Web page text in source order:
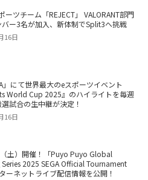
ーツチーム「REJECT」 VALORANT部門
バー3名が加入、新体制でSplit3へ挑戦
16日
」にて世界最大のeスポーツイベント
World Cup 2025』のハイライトを毎週
試合の生中継が決定！
16日
土）開催！「Puyo Puyo Global
2025 SEGA Official Tournament
ーネットライブ配信情報を公開！